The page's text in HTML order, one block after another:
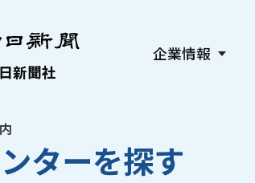
新聞社
企業情報
沿革・歩み
ターを探す